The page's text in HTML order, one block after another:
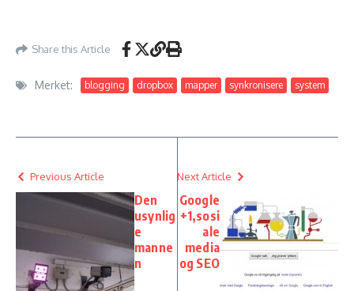
Share this Article
Merket: blogging dropbox mapper synkronisere system
Previous Article
Den
usynlig
e
manne
n
Next Article
Google
+1,sosi
ale
media
og SEO